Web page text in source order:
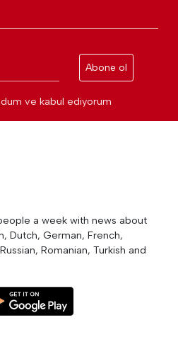
Abone ol
ve kabul ediyorum
a week with news about
Dutch, German, French,
Romanian, Turkish and